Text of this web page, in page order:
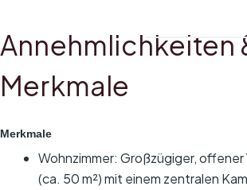
Annehmlichkeiten
Merkmale
Merkmale
Wohnzimmer: Großzügiger,
(ca. 50 m²) mit einem zentralen